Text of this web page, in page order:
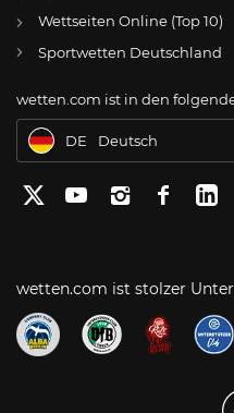
Wettseiten Online (Top 10)
Sportwetten Deutschland
wetten.com ist in den
CH Online Glücksspiel
Apostas Online no
DE
Deutsch
wetten.com ist stolzer